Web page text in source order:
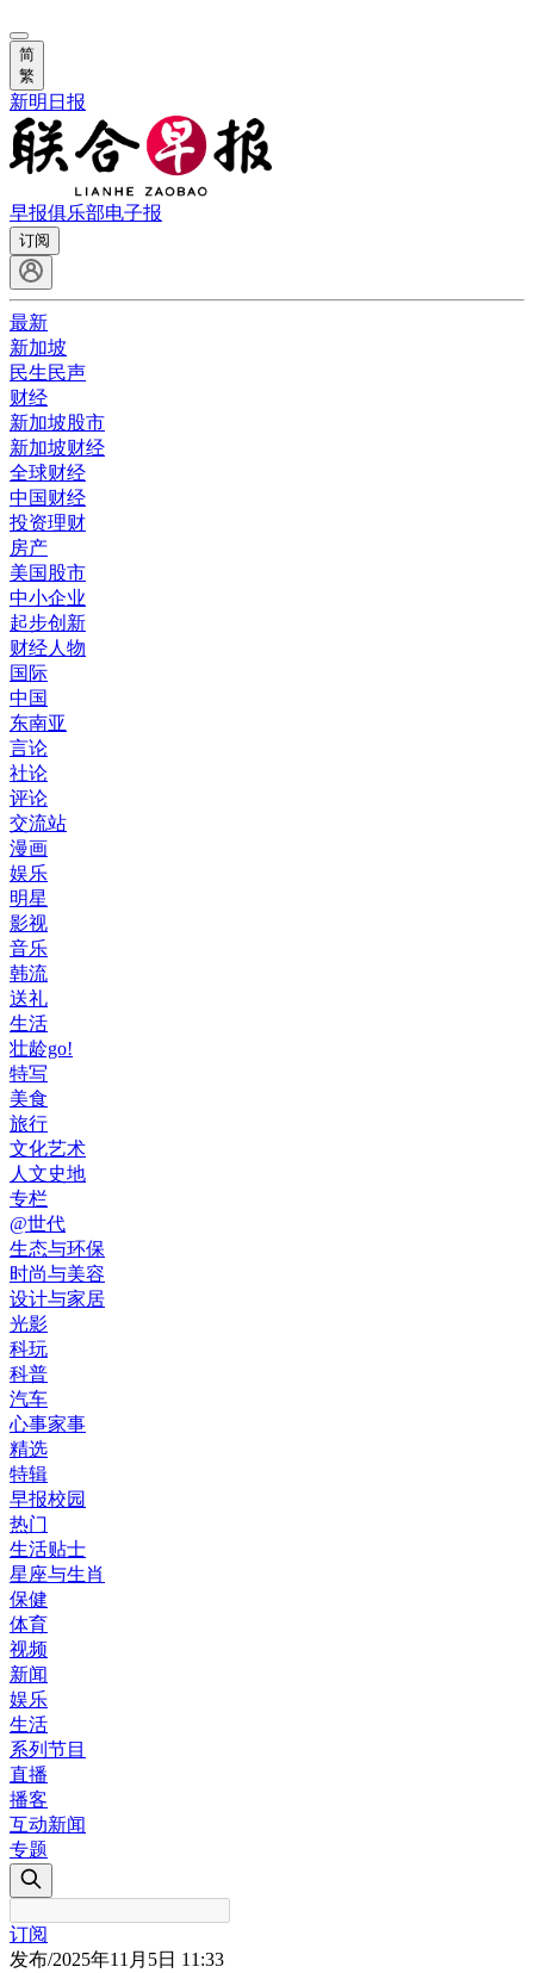
简
繁
新明日报
早报俱乐部电子报
订阅
最新
新加坡
民生民声
财经
新加坡股市
新加坡财经
全球财经
中国财经
投资理财
房产
美国股市
中小企业
起步创新
财经人物
国际
中国
东南亚
言论
社论
评论
交流站
漫画
娱乐
明星
影视
音乐
韩流
送礼
生活
壮龄go!
特写
美食
旅行
文化艺术
人文史地
专栏
@世代
生态与环保
时尚与美容
设计与家居
光影
科玩
科普
汽车
心事家事
精选
特辑
早报校园
热门
生活贴士
星座与生肖
保健
体育
视频
新闻
娱乐
生活
系列节目
直播
播客
互动新闻
专题
订阅
发布/2025年11月5日 11:33